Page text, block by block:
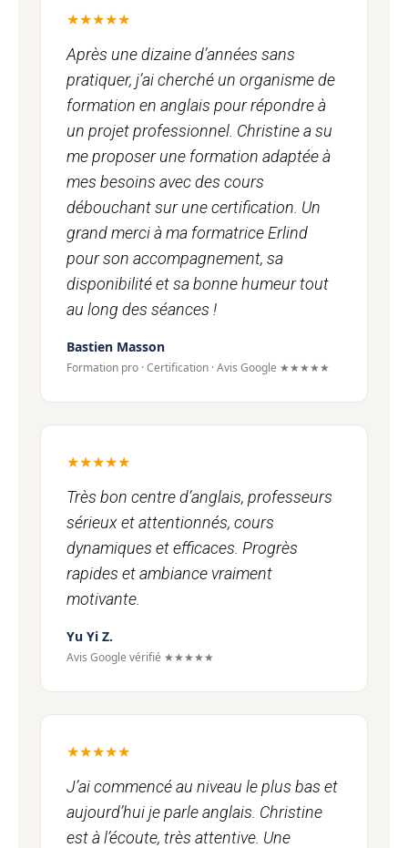
★★★★★
Après une dizaine d’années sans
pratiquer, j’ai cherché un organisme de
formation en anglais pour répondre à
un projet professionnel. Christine a su
me proposer une formation adaptée à
mes besoins avec des cours
débouchant sur une certification. Un
grand merci à ma formatrice Erlind
pour son accompagnement, sa
disponibilité et sa bonne humeur tout
au long des séances !
Bastien Masson
Formation pro · Certification · Avis Google ★★★★★
★★★★★
Très bon centre d’anglais, professeurs
sérieux et attentionnés, cours
dynamiques et efficaces. Progrès
rapides et ambiance vraiment
motivante.
Yu Yi Z.
Avis Google vérifié ★★★★★
★★★★★
J’ai commencé au niveau le plus bas et
aujourd’hui je parle anglais. Christine
est à l’écoute, très attentive. Une